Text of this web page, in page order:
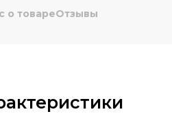
о товареОтзывы